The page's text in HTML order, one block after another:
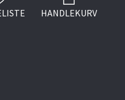
HANDLEKURV